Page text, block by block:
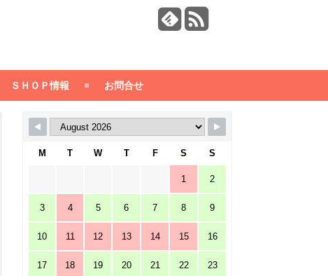
ＳＨＯＰ情報 お問合せ
M T W T F S S
1 2
3 4 5 6 7 8 9
10 11 12 13 14 15 16
17 18 19 20 21 22 23